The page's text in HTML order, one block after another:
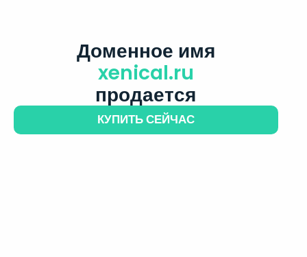
Доменное имя
xenical.ru
продается
КУПИТЬ СЕЙЧАС